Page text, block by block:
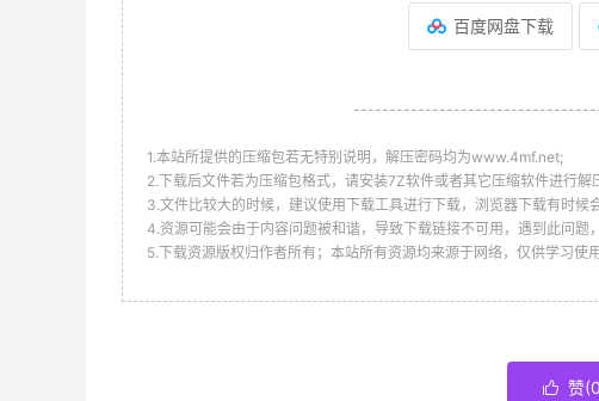
百度网盘下载
1.本站所提供的压缩包若无特别说明，解压密码均为www.4mf.net;
2.下载后文件若为压缩包格式，请安装7Z软件或者其它压缩软件进行解
3.文件比较大的时候，建议使用下载工具进行下载，浏览器下载有时候
4.资源可能会由于内容问题被和谐，导致下载链接不可用，遇到此问
5.下载资源版权归作者所有；本站所有资源均来源于网络，仅供学习使
 赞(0